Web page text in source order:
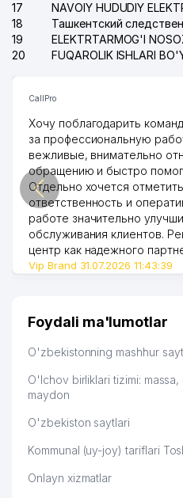
17
18
19
20
CallPro
Хочу поблагодарить
за профессиональную
вежливые, внимательно
обращению и быстро
Отдельно хочется
ответственность и
работе значительно
обслуживания клиентов.
центр как надежного
Vip Brand 31.07.2026 11:43:39
Foydali ma'lumotlar
O'zbekistonning mashhur
O'lchov birliklari tizimi:
maydon
O'zbekiston saytlari
Kommunal (uy-joy) tariflari
Onlayn xizmatlar